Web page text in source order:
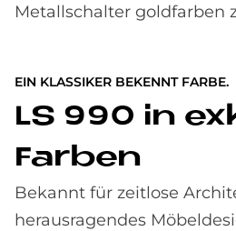
Metallschalter goldfarben
EIN KLASSIKER BEKENNT FARBE.
LS 990 in
Far­ben
Bekannt für zeitlose
herausragendes